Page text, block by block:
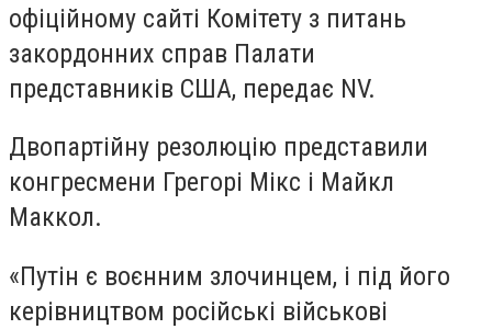
офіційному сайті Комітету з питань
закордонних справ Палати
представників США, передає NV.
Двопартійну резолюцію представили
конгресмени Грегорі Мікс і Майкл
Маккол.
«Путін є воєнним злочинцем, і під його
керівництвом російські військові